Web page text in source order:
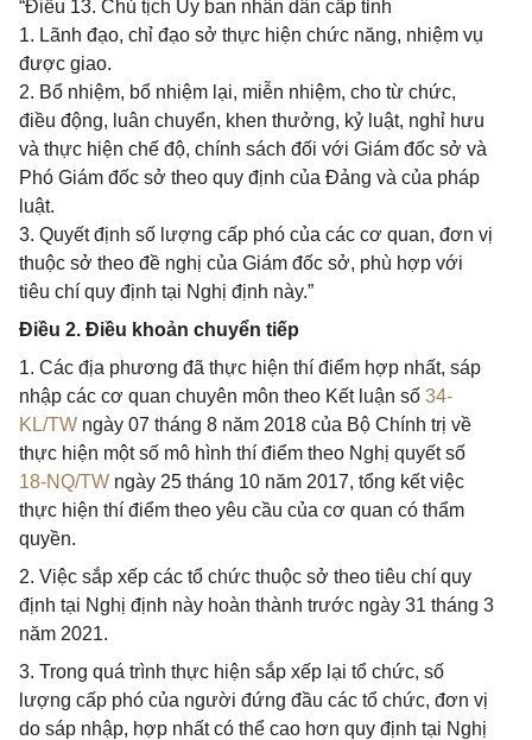
“Điều 13. Chủ tịch Ủy ban nhân dân cấp tỉnh
1. Lãnh đạo, chỉ đạo sở thực hiện chức năng, nhiệm vụ
được giao.
2. Bổ nhiệm, bổ nhiệm lại, miễn nhiệm, cho từ chức,
điều động, luân chuyển, khen thưởng, kỷ luật, nghỉ hưu
và thực hiện chế độ, chính sách đối với Giám đốc sở và
Phó Giám đốc sở theo quy định của Đảng và của pháp
luật.
3. Quyết định số lượng cấp phó của các cơ quan, đơn vị
thuộc sở theo đề nghị của Giám đốc sở, phù hợp với
tiêu chí quy định tại Nghị định này.”
Điều 2. Điều khoản chuyển tiếp
1. Các địa phương đã thực hiện thí điểm hợp nhất, sáp
nhập các cơ quan chuyên môn theo Kết luận số 34-
KL/TW ngày 07 tháng 8 năm 2018 của Bộ Chính trị về
thực hiện một số mô hình thí điểm theo Nghị quyết số
18-NQ/TW ngày 25 tháng 10 năm 2017, tổng kết việc
thực hiện thí điểm theo yêu cầu của cơ quan có thẩm
quyền.
2. Việc sắp xếp các tổ chức thuộc sở theo tiêu chí quy
định tại Nghị định này hoàn thành trước ngày 31 tháng 3
năm 2021.
3. Trong quá trình thực hiện sắp xếp lại tổ chức, số
lượng cấp phó của người đứng đầu các tổ chức, đơn vị
do sáp nhập, hợp nhất có thể cao hơn quy định tại Nghị